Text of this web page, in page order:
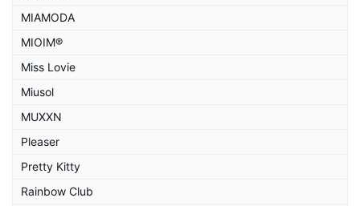
MIAMODA
MIOIM®
Miss Lovie
Miusol
MUXXN
Pleaser
Pretty Kitty
Rainbow Club